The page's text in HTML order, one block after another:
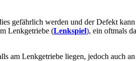
gefährlich werden und der Defekt
Lenkgetriebe (Lenkspiel), ein oftmals
am Lenkgetriebe liegen, jedoch auch